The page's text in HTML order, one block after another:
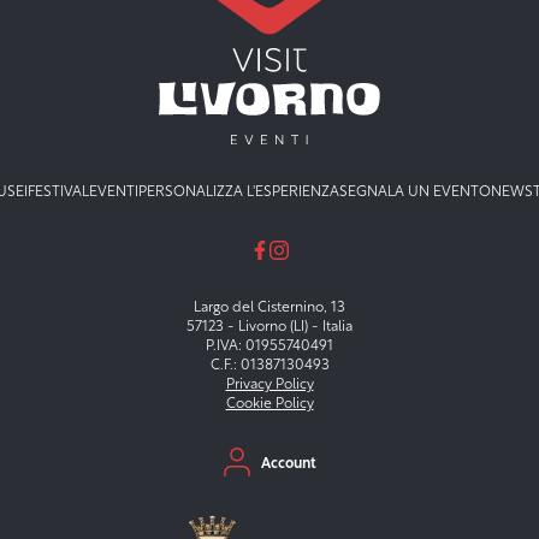
FESTIVALEVENTI PERSONALIZZA L'ESPERIENZASEGNALA UN EVENTONEWS
Largo del Cisternino, 13
57123 - Livorno (LI) - Italia
P.IVA: 01955740491
C.F.: 01387130493
Privacy Policy
Cookie Policy
Menu secondario
Account